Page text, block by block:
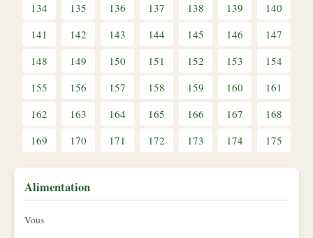
134
135 136 137 138 139
140
141
142 143 144 145 146
147
148
149 150 151 152 153
154
155
156 157 158 159 160
161
162
163 164 165 166 167
168
169
170 171 172 173 174 175
Alimentation
Vous